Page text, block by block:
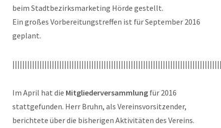
beim Stadtbezirksmarketing Hörde gestellt.
Ein großes Vorbereitungstreffen ist für September 2016
geplant.
Im April hat die Mitgliederversammlung für 2016
stattgefunden. Herr Bruhn, als Vereinsvorsitzender,
berichtete über die bisherigen Aktivitäten des Vereins.